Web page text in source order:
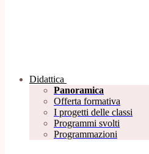
Didattica
Panoramica
Offerta formativa
I progetti delle classi
Programmi svolti
Programmazioni